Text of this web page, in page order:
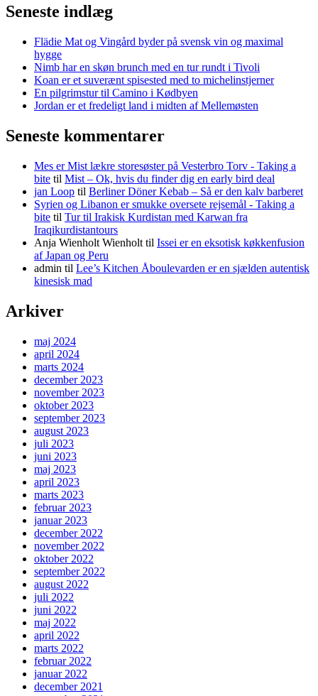
Seneste indlæg
Flädie Mat og Vingård byder på svensk vin og maximal
hygge
Nimb har en skøn brunch med en tur rundt i Tivoli
Koan er et suverænt spisested med to michelinstjerner
En pilgrimstur til Camino i Kødbyen
Jordan er et fredeligt land i midten af Mellemøsten
Seneste kommentarer
Mes er Mist lækre storesøster på Vesterbro Torv - Taking a
bite til Mist – Ok, hvis du finder dig en early bird deal
jan Loop til Berliner Döner Kebab – Så er den kalv barberet
Syrien og Libanon er smukke oversete rejsemål - Taking a
bite til Tur til Irakisk Kurdistan med Karwan fra
Iraqikurdistantours
Anja Wienholt Wienholt til Issei er en eksotisk køkkenfusion
af Japan og Peru
admin til Lee’s Kitchen Åboulevarden er en sjælden autentisk
kinesisk mad
Arkiver
maj 2024
april 2024
marts 2024
december 2023
november 2023
oktober 2023
september 2023
august 2023
juli 2023
juni 2023
maj 2023
april 2023
marts 2023
februar 2023
januar 2023
december 2022
november 2022
oktober 2022
september 2022
august 2022
juli 2022
juni 2022
maj 2022
april 2022
marts 2022
februar 2022
januar 2022
december 2021